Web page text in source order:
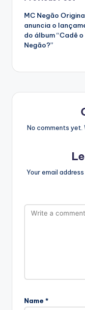
MC Negão
anuncia o
do álbum “Cadê o
Negão?”
No comments yet.
Your email
Name *